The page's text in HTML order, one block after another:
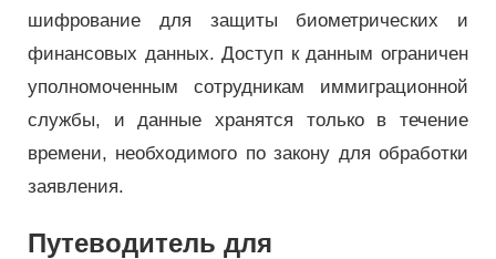
шифрование для защиты биометрических и
финансовых данных. Доступ к данным ограничен
уполномоченным сотрудникам иммиграционной
службы, и данные хранятся только в течение
времени, необходимого по закону для обработки
заявления.
Путеводитель для